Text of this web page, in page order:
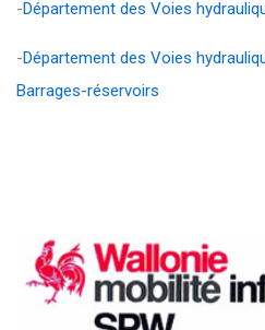
-Département des Voies
-Département des Voies
Barrages-réservoirs